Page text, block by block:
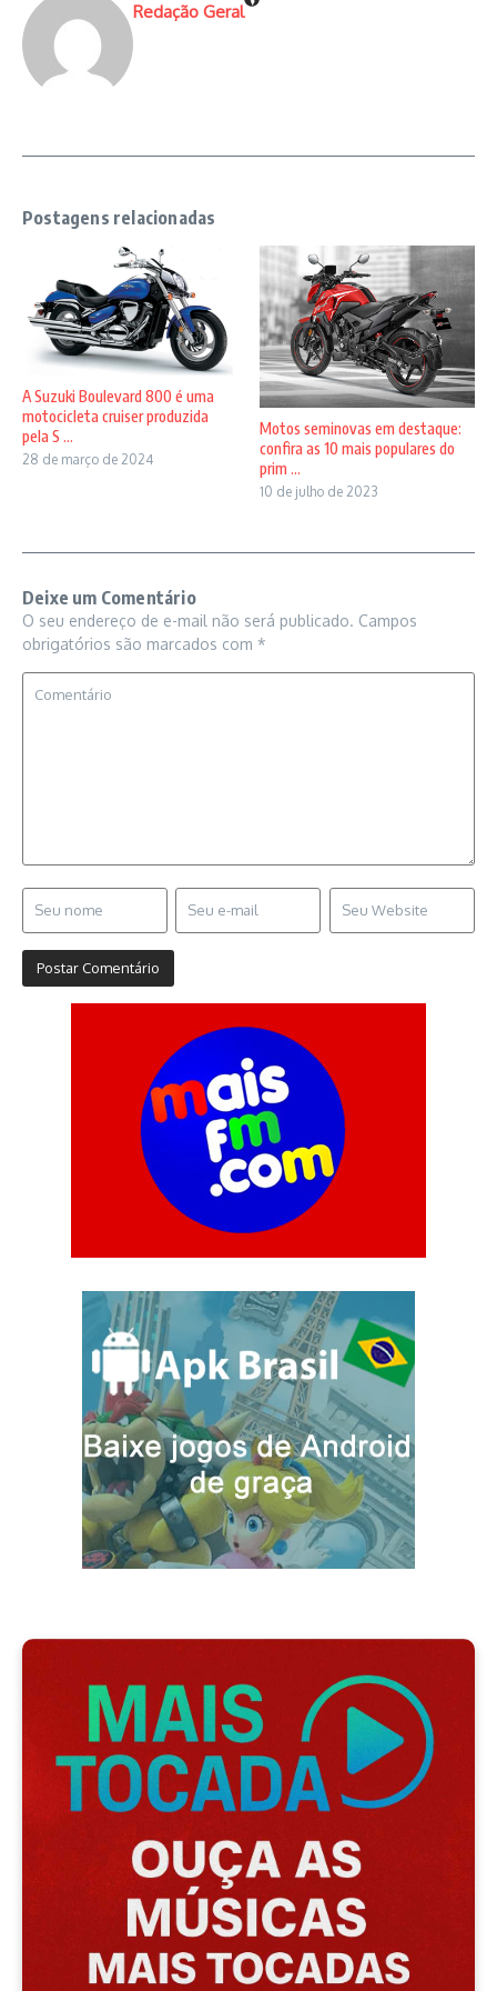
Redação Geral
Postagens relacionadas
A Suzuki Boulevard 800 é uma
motocicleta cruiser produzida
pela S ...
28 de março de 2024
Motos seminovas em destaque:
confira as 10 mais populares do
prim ...
10 de julho de 2023
Deixe um Comentário
O seu endereço de e-mail não será publicado. Campos
obrigatórios são marcados com *